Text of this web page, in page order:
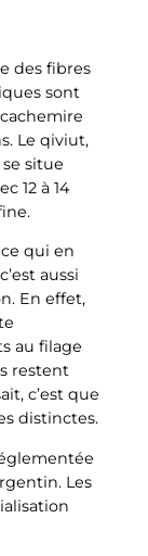
des fibres
sont
Le qiviut,
situe
12 à 14
qui en
aussi
En effet,
au filage
restent
c’est que
distinctes.
Les